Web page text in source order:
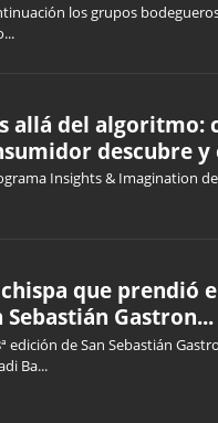
los grupos
allá del algoritmo:
descubre y
Insights & Imagination
chispa que prendió
Sebastián Gastron...
edición de San Sebastián
Ba...